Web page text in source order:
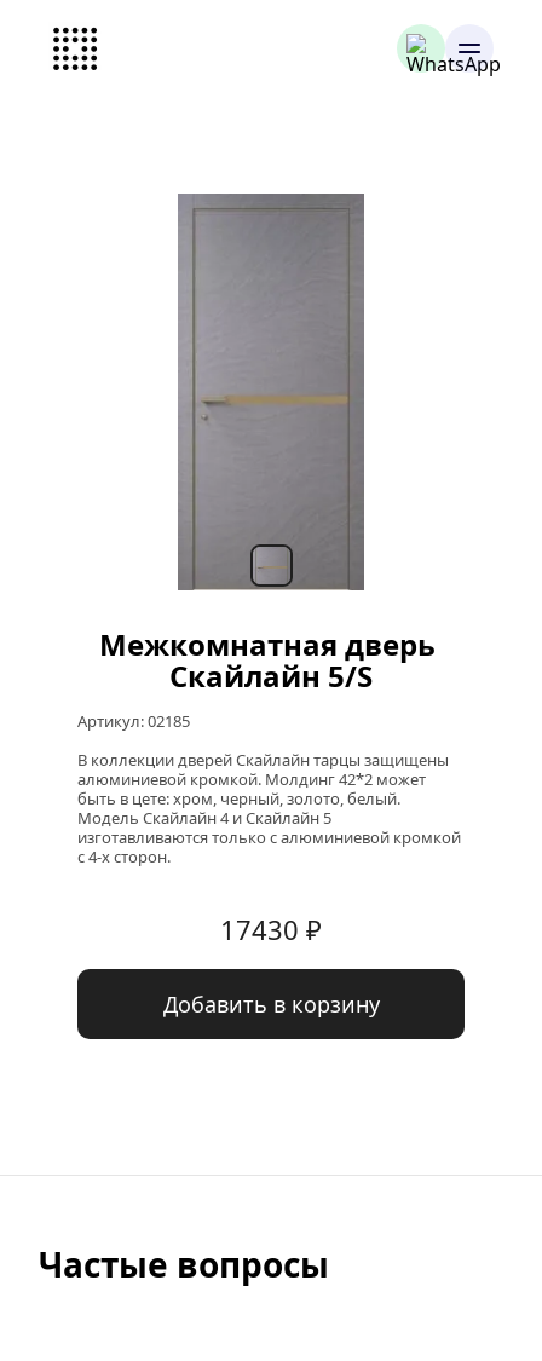
Межкомнатная дверь
Скайлайн 5/S
Артикул: 02185
В коллекции дверей Скайлайн тарцы защищены
алюминиевой кромкой. Молдинг 42*2 может
быть в цете: хром, черный, золото, белый.
Модель Скайлайн 4 и Скайлайн 5
изготавливаются только с алюминиевой кромкой
с 4-х сторон.
17430 ₽
Добавить в корзину
Частые вопросы